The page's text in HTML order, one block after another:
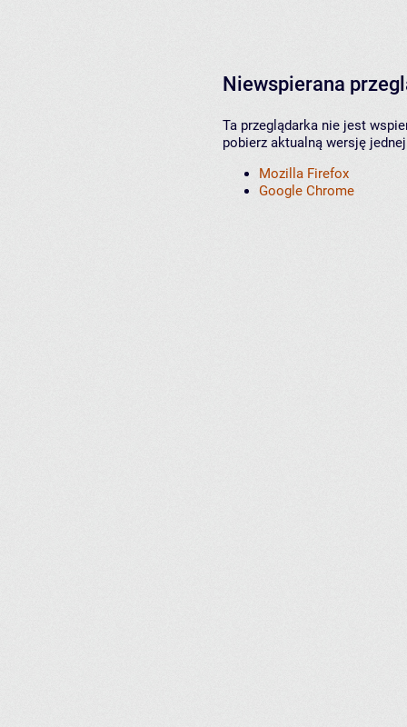
Niewspierana
Ta przeglądarka nie jest
pobierz aktualną wersję
Mozilla Firefox
Google Chrome